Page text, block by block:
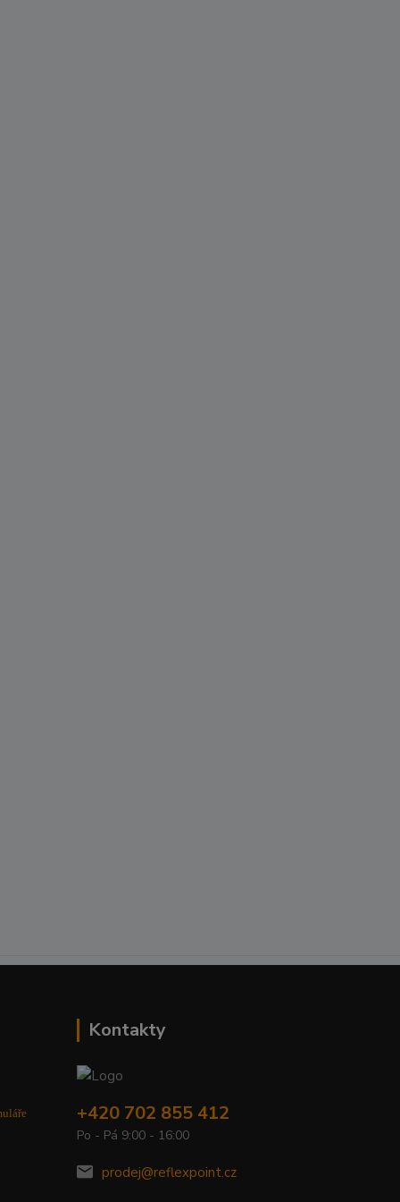
Kontakty
+420 702 855 412
Po - Pá 9:00 - 16:00
prodej@reflexpoint.cz